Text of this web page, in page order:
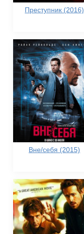
Преступник (2016)
Вне/себя (2015)